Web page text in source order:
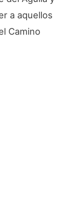
a aquellos
Camino